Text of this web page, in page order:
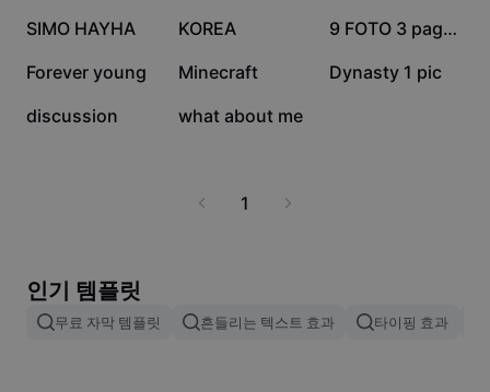
이미지 병합
Dreamina Seedance 2.0 Launch
5.5천
SIMO HAYHA 4.7천
KOREA 4.3천 9 FOTO 3 pages book
3.9천
Forever young 3.9천
Minecraft 3.4천
Dynasty 1 pic
3.2천
discussion 2.5천
what about me
1
인기 템플릿
무료 자막 템플릿 흔들리는 텍스트 효과 타이핑 효과